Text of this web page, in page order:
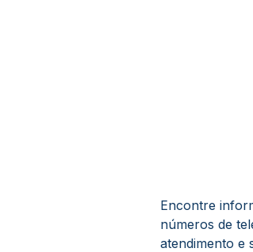
Encontre
números de
atendimento e